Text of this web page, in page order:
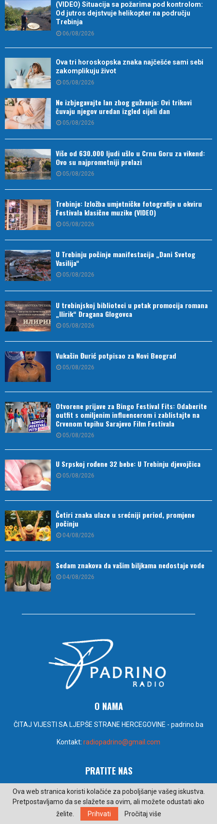
(VIDEO) Situacija sa požarima pod kontrolom:
Od jutros dejstvuje helikopter na području
Trebinja
06/08/2026
Ova tri horoskopska znaka najčešće sami sebi
zakomplikuju život
05/08/2026
Ne izbjegavajte lan zbog gužvanja: Ovi trikovi
čuvaju njegov uredan izgled cijeli dan
05/08/2026
Više od 630.000 ljudi ušlo u Crnu Goru za vikend:
Ovo su najprometniji prelazi
05/08/2026
Trebinje: Izložba umjetničke fotografije u okviru
Festivala klasične muzike (VIDEO)
05/08/2026
U Trebinju počinje manifestacija „Dani Svetog
Vasilija“
05/08/2026
U trebinjskoj biblioteci u petak promocija romana
„Ilirik“ Dragana Glogovca
05/08/2026
Vukašin Đurić potpisao za Novi Beograd
05/08/2026
Otvorene prijave za Bingo Festival Fits: Odaberite
outfit s omiljenim influencerom i zablistajte na
Crvenom tepihu Sarajevo Film Festivala
05/08/2026
U Srpskoj rođene 32 bebe: U Trebinju djevojčica
05/08/2026
Četiri znaka ulaze u srećniji period, promjene
počinju
04/08/2026
Sedam znakova da vašim biljkama nedostaje vode
04/08/2026
O NAMA
ČITAJ VIJESTI SA LJEPŠE STRANE HERCEGOVINE - padrino.ba
Kontakt: radiopadrino@gmail.com
PRATITE NAS
Ova web stranica koristi kolačiće za poboljšanje vašeg iskustva.
Pretpostavljamo da se slažete sa ovim, ali možete odustati ako
želite.
Prihvati Pročitaj više